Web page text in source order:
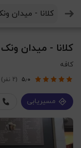
کلانا - میدان ونک
کافه
۵٫۰ (2 نفر)
مسیریابی
جستجو